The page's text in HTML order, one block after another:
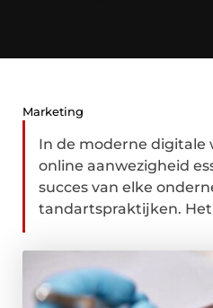
Marketing
In de moderne digitale
online aanwezigheid
succes van elke
tandartspraktijken. Het